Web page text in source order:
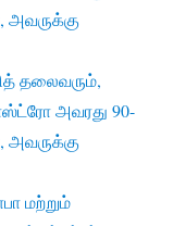
அவருக்கு
தலைவரும்,
அவரது 90-
அவருக்கு
மற்றும்